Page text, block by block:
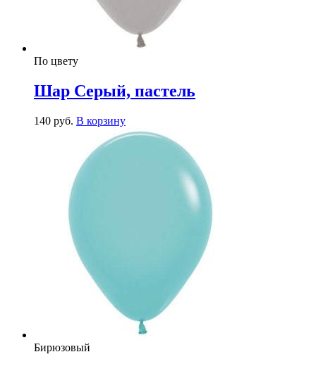
По цвету
Шар Серый, пастель
140 руб. В корзину
Бирюзовый